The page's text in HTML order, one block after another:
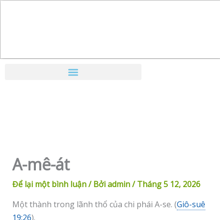
A-mê-át
Để lại một bình luận/ Bởiadmin/Tháng 5 12, 2026
Một thành trong lãnh thổ của chi phái A-se. (Giô-suê
19:26).